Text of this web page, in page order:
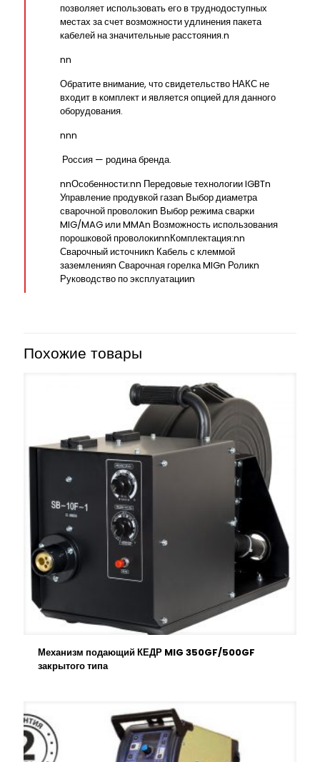
позволяет использовать его в труднодоступных
местах за счет возможности удлинения пакета
кабелей на значительные расстояния.n
nn
Обратите внимание, что свидетельство НАКС не
входит в комплект и является опцией для данного
оборудования.
nnn
Россия — родина бренда.
nnОсобенности:nn Передовые технологии IGBTn
Управление продувкой газаn Выбор диаметра
сварочной проволокиn Выбор режима сварки
MIG/MAG или MMAn Возможность использования
порошковой проволокиnnКомплектация:nn
Сварочный источникn Кабель с клеммой
заземленияn Сварочная горелка MIGn Роликn
Руководство по эксплуатацииn
Похожие товары
Механизм подающий КЕДР MIG 350GF/500GF
закрытого типа